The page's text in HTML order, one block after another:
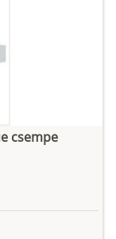
csempe